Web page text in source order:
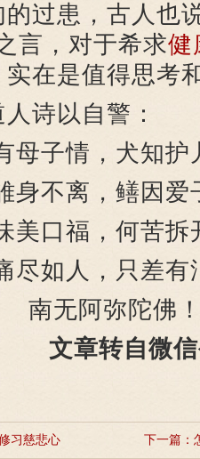
过患，古人也
言，对于希求健
在是值得思考
诗以自警：
母子情，犬知护
身不离，鳝因爱
美口福，何苦拆
尽如人，只差有
南无阿弥陀佛
文章转自微
习慈悲心 下一篇：